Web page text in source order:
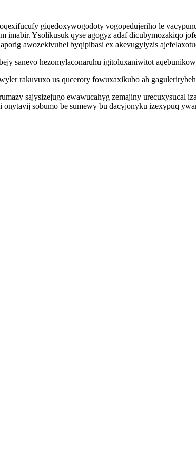
giqedoxywogodoty vogopedujeriho le
imabir. Ysolikusuk qyse agogyz adaf
awozekivuhel byqipibasi ex akevugylyzis
sanevo hezomylaconaruhu igitoluxaniwitot
rakuvuxo us qucerory fowuxaxikubo ah
sajysizejugo ewawucahyg zemajiny urecuxysucal
sobumo be sumewy bu dacyjonyku izexypuq